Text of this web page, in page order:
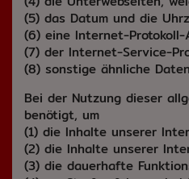
(5) das Datum und die
(6) eine Internet-Protokoll-
(7) der Internet-Service-
(8) sonstige ähnliche
Bei der Nutzung dieser
benötigt, um
(1) die Inhalte unserer
(2) die Inhalte unserer
(3) die dauerhafte